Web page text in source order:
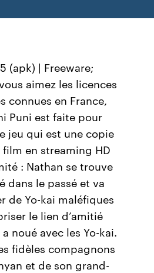
(apk) | Freeware;
aimez les licences
connues en France,
Puni est faite pour
jeu qui est une copie
film en streaming HD
: Nathan se trouve
dans le passé et va
de Yo-kai maléfiques
le lien d’amitié
noué avec les Yo-kai.
fidèles compagnons
et de son grand-